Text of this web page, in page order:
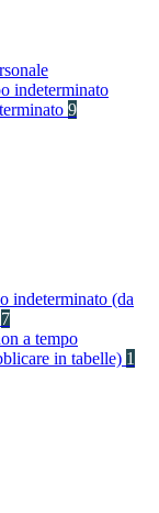
indeterminato
9
indeterminato (da
7
a tempo
in tabelle) 1